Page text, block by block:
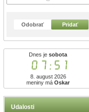
Odobrať Pridať
Dnes jesobota
07:51
8. august 2026
meniny máOskar
Udalosti